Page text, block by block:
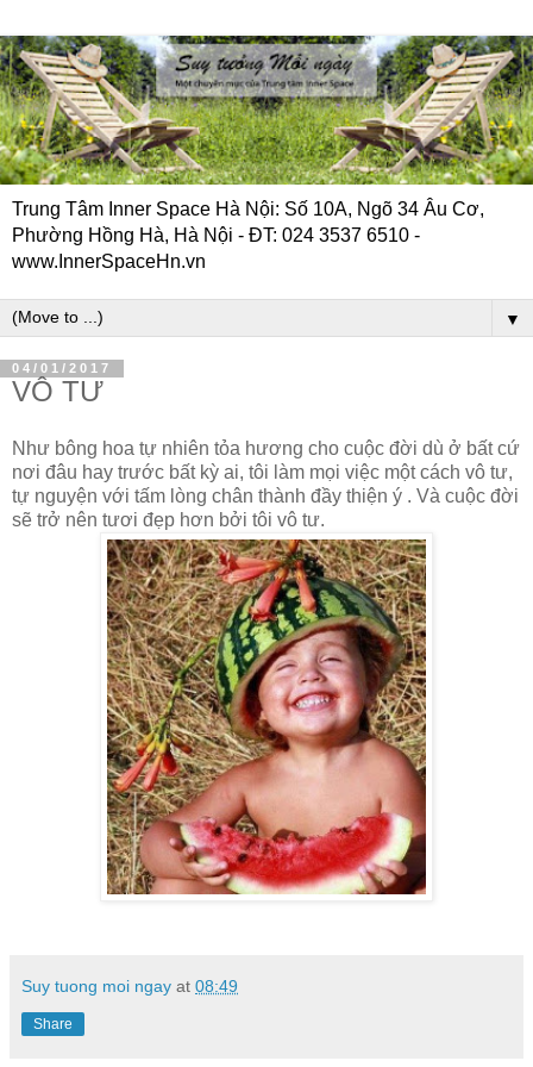
Trung Tâm Inner Space Hà Nội: Số 10A, Ngõ 34 Âu Cơ,
Phường Hồng Hà, Hà Nội - ĐT: 024 3537 6510 -
www.InnerSpaceHn.vn
▼
04/01/2017
VÔ TƯ
Như bông hoa tự nhiên tỏa hương cho cuộc đời dù ở bất cứ
nơi đâu hay trước bất kỳ ai, tôi làm mọi việc một cách vô tư,
tự nguyện với tấm lòng chân thành đầy thiện ý . Và cuộc đời
sẽ trở nên tươi đẹp hơn bởi tôi vô tư.
Suy tuong moi ngay at 08:49
Share